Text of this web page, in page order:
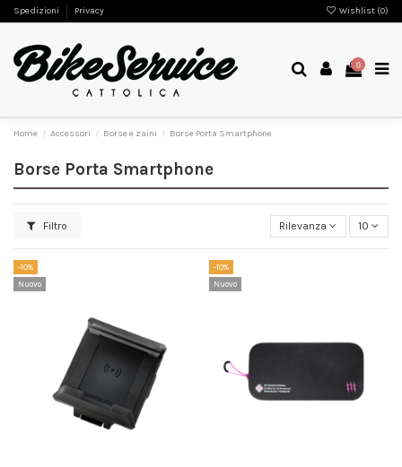
Spedizioni Privacy Wishlist (0)
0
Home Accessori Borse e zaini Borse Porta Smartphone
Borse Porta Smartphone
Filtro Rilevanza 10
-10%
Nuovo
-10%
Nuovo